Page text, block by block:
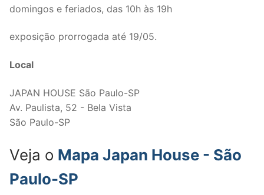
domingos e feriados, das 10h às 19h
exposição prorrogada até 19/05.
Local
JAPAN HOUSE São Paulo-SP
Av. Paulista, 52 - Bela Vista
São Paulo-SP
Veja o Mapa Japan House - São
Paulo-SP